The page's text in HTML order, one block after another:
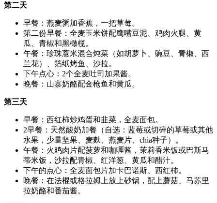
第二天
早餐：燕麦粥加香蕉，一把草莓。
第二份早餐：全麦玉米饼配鹰嘴豆泥、鸡肉火腿、黄
瓜、青椒和黑橄榄。
午餐：珍珠薏米混合炖菜（如胡萝卜、豌豆、青椒、西
兰花）、箔纸烤鱼、沙拉。
下午点心：2个全麦吐司加果酱。
晚餐：山寨奶酪配金枪鱼和黄瓜。
第三天
早餐：西红柿炒鸡蛋和韭菜，全麦面包。
2早餐：天然酸奶加餐（自选：蓝莓或切碎的草莓或其他
水果，少量坚果、麦麸、燕麦片、chia种子）。
午餐：火鸡肉片配菠萝和咖喱酱，茉莉香米饭或巴斯马
蒂米饭，沙拉配青椒、红洋葱、黄瓜和醋汁。
下午的点心：全麦面包片加卡巴诺斯、西红柿。
晚餐：在法棍或格拉姆上放上砂锅，配上蘑菇、马苏里
拉奶酪和番茄酱。